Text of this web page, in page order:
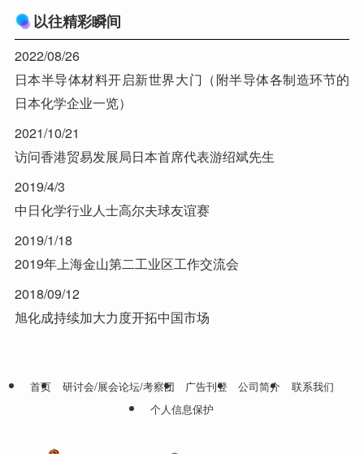
以往精彩瞬间
2022/08/26
日本半导体材料开启新世界大门（附半导体各制造环节的
日本化学企业一览）
2021/10/21
访问香港贸易发展局日本首席代表游绍斌先生
2019/4/3
中日化学行业人士高尔夫球友谊赛
2019/1/18
2019年上海金山第二工业区工作交流会
2018/09/12
旭化成持续加大力度开拓中国市场
首页 研讨会/展会论坛/考察团 广告刊登 公司简介
联系我们
个人信息保护